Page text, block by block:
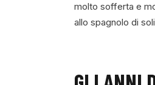
molto sofferta e
allo spagnolo di